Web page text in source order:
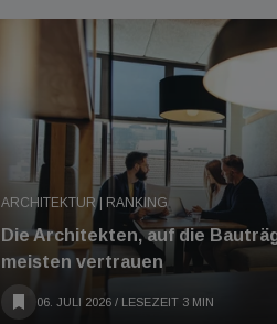
ARCHITEKTUR | RANKING
Die Architekten, auf die
meisten vertrauen
06. JULI 2026 / LESEZEIT 3 MIN